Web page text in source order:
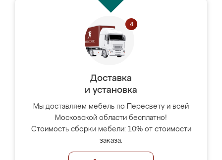
Доставка
и установка
Мы доставляем мебель по Пересвету и всей
Московской области бесплатно!
Стоимость сборки мебели: 10% от стоимости
заказа.